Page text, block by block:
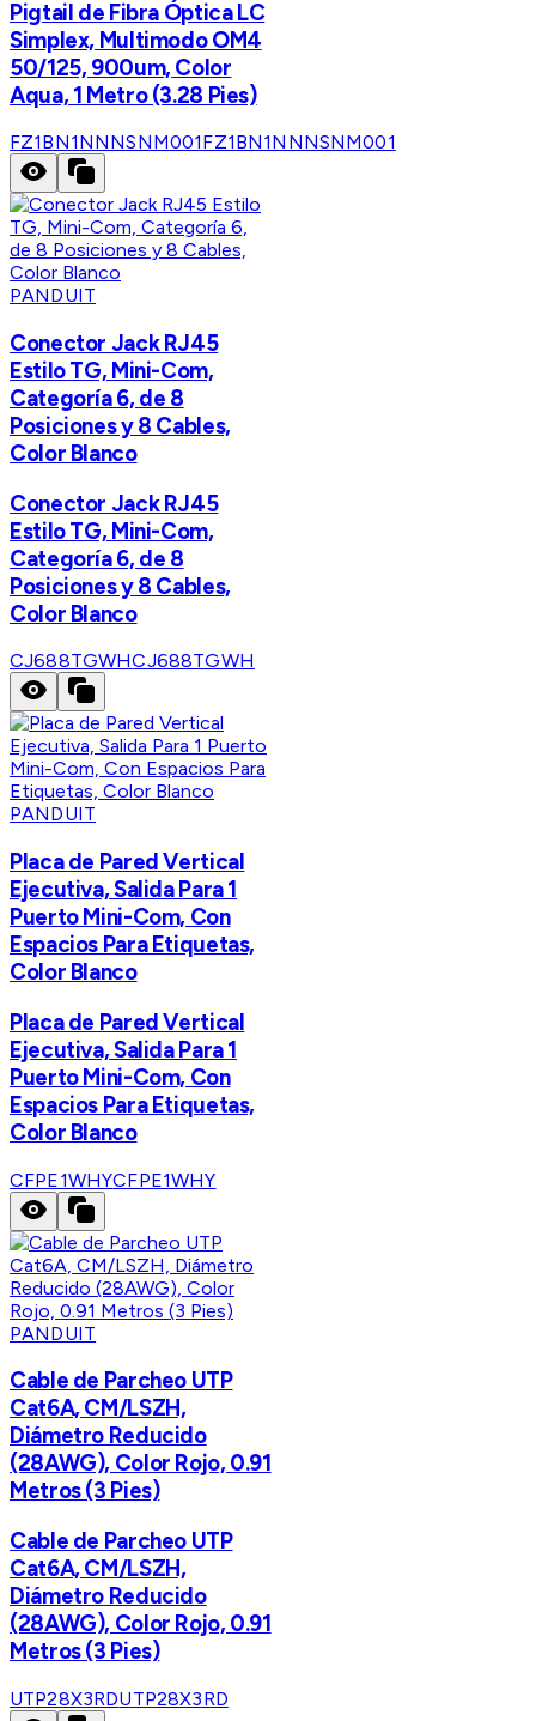
Pigtail de Fibra Óptica LC
Simplex, Multimodo OM4
50/125, 900um, Color
Aqua, 1 Metro (3.28 Pies)
FZ1BN1NNNSNM001FZ1BN1NNNSNM001
PANDUIT
Conector Jack RJ45
Estilo TG, Mini-Com,
Categoría 6, de 8
Posiciones y 8 Cables,
Color Blanco
Conector Jack RJ45
Estilo TG, Mini-Com,
Categoría 6, de 8
Posiciones y 8 Cables,
Color Blanco
CJ688TGWHCJ688TGWH
PANDUIT
Placa de Pared Vertical
Ejecutiva, Salida Para 1
Puerto Mini-Com, Con
Espacios Para Etiquetas,
Color Blanco
Placa de Pared Vertical
Ejecutiva, Salida Para 1
Puerto Mini-Com, Con
Espacios Para Etiquetas,
Color Blanco
CFPE1WHYCFPE1WHY
PANDUIT
Cable de Parcheo UTP
Cat6A, CM/LSZH,
Diámetro Reducido
(28AWG), Color Rojo, 0.91
Metros (3 Pies)
Cable de Parcheo UTP
Cat6A, CM/LSZH,
Diámetro Reducido
(28AWG), Color Rojo, 0.91
Metros (3 Pies)
UTP28X3RDUTP28X3RD